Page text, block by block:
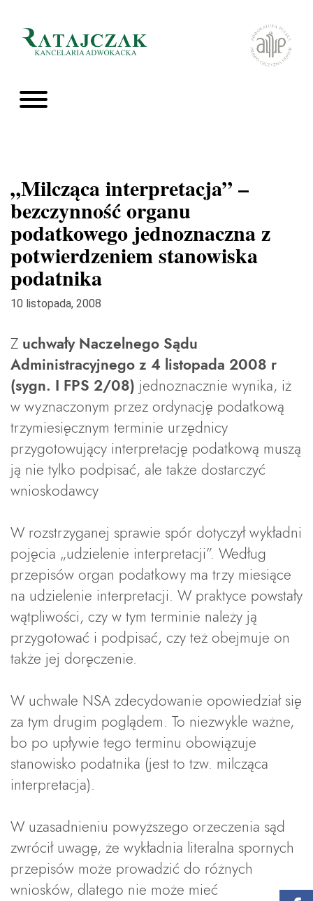
„Milcząca interpretacja” –
bezczynność organu
podatkowego jednoznaczna z
potwierdzeniem stanowiska
podatnika
10 listopada, 2008
Z uchwały Naczelnego Sądu
Administracyjnego z 4 listopada 2008 r
(sygn. I FPS 2/08) jednoznacznie wynika, iż
w wyznaczonym przez ordynację podatkową
trzymiesięcznym terminie urzędnicy
przygotowujący interpretację podatkową muszą
ją nie tylko podpisać, ale także dostarczyć
wnioskodawcy
W rozstrzyganej sprawie spór dotyczył wykładni
pojęcia „udzielenie interpretacji”. Według
przepisów organ podatkowy ma trzy miesiące
na udzielenie interpretacji. W praktyce powstały
wątpliwości, czy w tym terminie należy ją
przygotować i podpisać, czy też obejmuje on
także jej doręczenie.
W uchwale NSA zdecydowanie opowiedział się
za tym drugim poglądem. To niezwykle ważne,
bo po upływie tego terminu obowiązuje
stanowisko podatnika (jest to tzw. milcząca
interpretacja).
W uzasadnieniu powyższego orzeczenia sąd
zwrócił uwagę, że wykładnia literalna spornych
przepisów może prowadzić do różnych
wniosków, dlatego nie może mieć